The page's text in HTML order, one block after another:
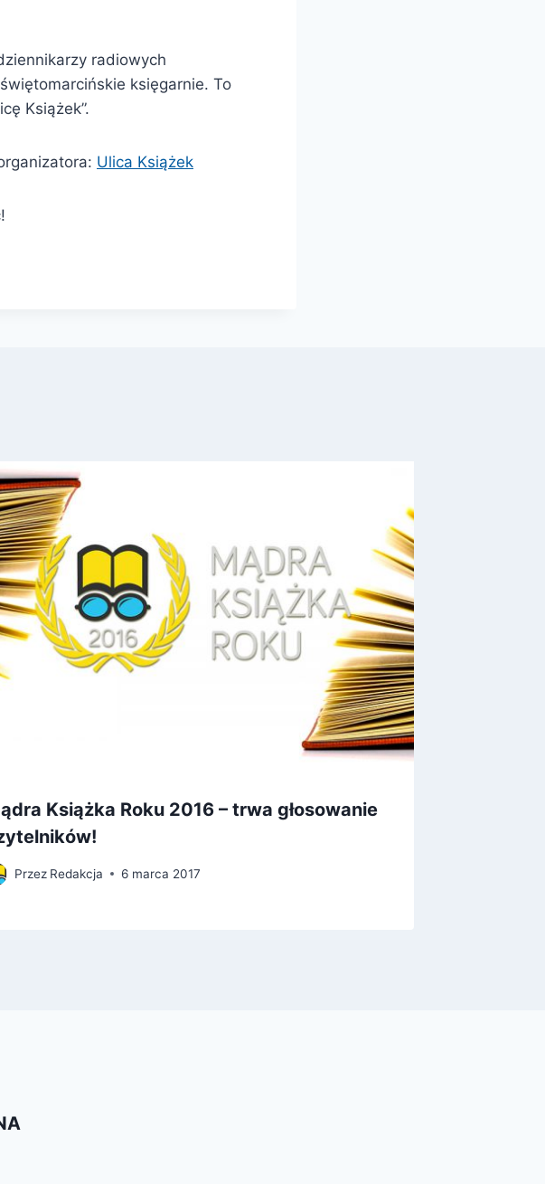
radiowych
księgarnie. To
Książek”.
Ulica Książek
Książka Roku 2016 – trwa głosowanie
Przez Redakcja 6 marca 2017